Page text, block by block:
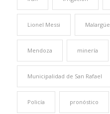
Lionel Messi Malargüe
Mendoza minería
Municipalidad de San Rafael
Policía pronóstico